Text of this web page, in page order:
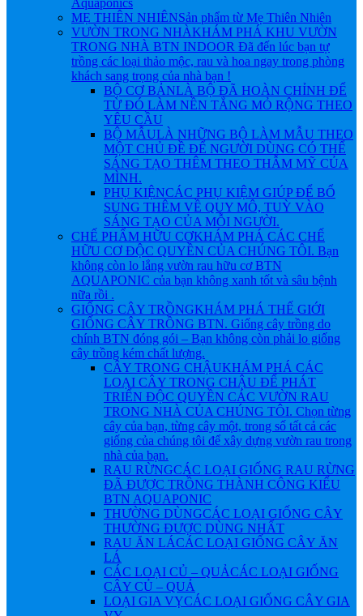
MẸ THIÊN NHIÊNSản phẩm từ Mẹ Thiên Nhiên
VƯỜN TRONG NHÀKHÁM PHÁ KHU VƯỜN
TRONG NHÀ BTN INDOOR Đã đến lúc bạn tự
trồng các loại thảo mộc, rau và hoa ngay trong phòng
khách sang trọng của nhà bạn !
BỘ CƠ BẢNLÀ BỘ ĐÃ HOÀN CHỈNH ĐỂ
TỪ ĐÓ LÀM NỀN TẲNG MỎ RỘNG THEO
YÊU CẦU
BỘ MẪULÀ NHỮNG BỘ LÀM MẪU THEO
MỘT CHỦ ĐỀ ĐỂ NGƯỜI DÙNG CÓ THỂ
SÁNG TẠO THÊM THEO THẪM MỸ CỦA
MÌNH.
PHỤ KIỆNCÁC PHỤ KIỆM GIÚP ĐỂ BỔ
SUNG THÊM VỀ QUY MÔ, TUỲ VÀO
SÁNG TẠO CỦA MỖI NGƯỜI.
CHẾ PHẨM HỮU CƠKHÁM PHÁ CÁC CHẾ
HỮU CƠ ĐỘC QUYỀN CỦA CHÚNG TÔI. Bạn
không còn lo lắng vườn rau hữu cơ BTN
AQUAPONIC của bạn không xanh tốt và sâu bệnh
nữa rồi .
GIỐNG CÂY TRỒNGKHÁM PHÁ THẾ GIỚI
GIỐNG CÂY TRỒNG BTN. Giống cây trồng do
chính BTN đóng gói – Bạn không còn phải lo giống
cây trồng kém chất lượng.
CÂY TRONG CHẬUKHÁM PHÁ CÁC
LOẠI CÂY TRONG CHẬU ĐỂ PHÁT
TRIỂN ĐỘC QUYỀN CÁC VƯỜN RAU
TRONG NHÀ CỦA CHÚNG TÔI. Chọn từng
cây của bạn, từng cây một, trong số tất cả các
giống của chúng tôi để xây dựng vườn rau trong
nhà của bạn.
RAU RỪNGCÁC LOẠI GIỐNG RAU RỪNG
ĐÃ ĐƯỢC TRỒNG THÀNH CÔNG KIỂU
BTN AQUAPONIC
THƯỜNG DÙNGCÁC LOẠI GIỐNG CÂY
THƯỜNG ĐƯỢC DÙNG NHẤT
RAU ĂN LÁCÁC LOẠI GIỐNG CÂY ĂN
LÁ
CÁC LOẠI CỦ – QUẢCÁC LOẠI GIỐNG
CÂY CỦ – QUẢ
LOẠI GIA VỴCÁC LOẠI GIỐNG CÂY GIA